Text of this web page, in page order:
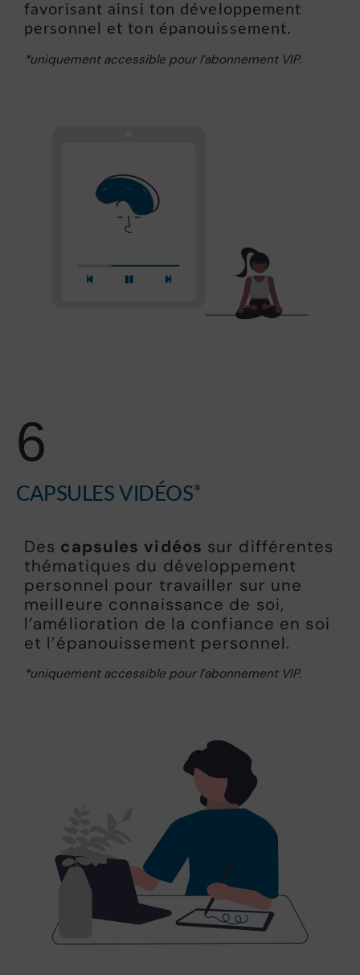
favorisant ainsi ton développement
personnel et ton épanouissement.
*uniquement accessible pour l’abonnement VIP.
6
CAPSULES VIDÉOS*
Des capsules vidéos sur différentes
thématiques du développement
personnel pour travailler sur une
meilleure connaissance de soi,
l’amélioration de la confiance en soi
et l’épanouissement personnel.
*uniquement accessible pour l’abonnement VIP.